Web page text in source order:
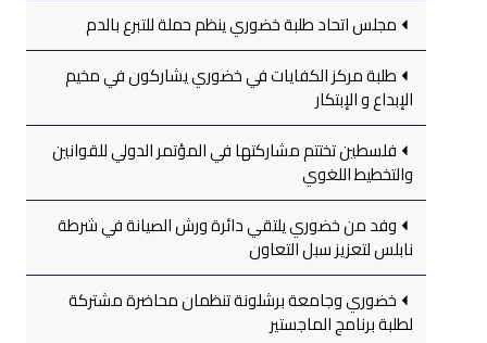
مجلس اتحاد طلبة خضوري ينظم حملة للتبرع بالدم
طلبة مركز الكفايات في خضوري يشاركون في مخيم
الإبداع و الإبتكار
فلسطين تختتم مشاركتها في المؤتمر الدولي للقوانين
والتخطيط اللغوي
وفد من خضوري يلتقي دائرة ورش الصيانة في شرطة
نابلس لتعزيز سبل التعاون
خضوري وجامعة برشلونة تنظمان محاضرة مشتركة
لطلبة برنامج الماجستير